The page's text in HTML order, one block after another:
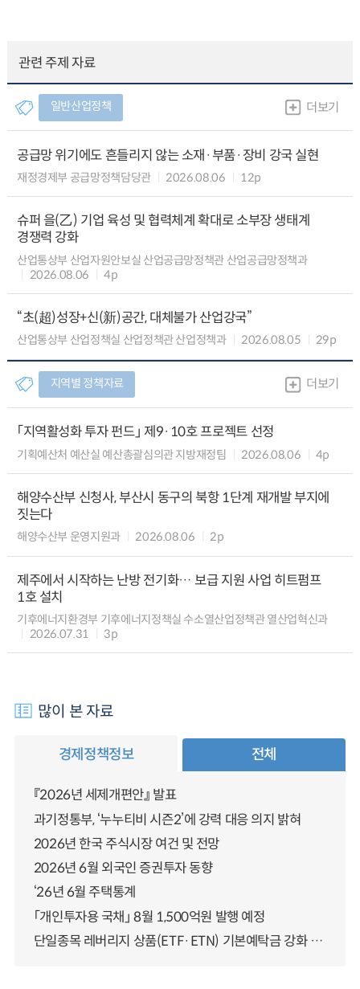
관련 주제 자료
일반산업정책 더보기
공급망 위기에도 흔들리지 않는 소재·부품·장비 강국 실현
재정경제부 공급망정책담당관 2026.08.06 12p
슈퍼 을(乙) 기업 육성 및 협력체계 확대로 소부장 생태계
경쟁력 강화
산업통상부 산업자원안보실 산업공급망정책관 산업공급망정책과
2026.08.06
4p
“초(超)성장+신(新)공간, 대체불가 산업강국”
산업통상부 산업정책실 산업정책관 산업정책과 2026.08.05 29p
지역별 정책자료 더보기
「지역활성화 투자 펀드」 제9·10호 프로젝트 선정
기획예산처 예산실 예산총괄심의관 지방재정팀 2026.08.06 4p
해양수산부 신청사, 부산시 동구의 북항 1단계 재개발 부지에
짓는다
해양수산부 운영지원과 2026.08.06 2p
제주에서 시작하는 난방 전기화… 보급 지원 사업 히트펌프
1호 설치
기후에너지환경부 기후에너지정책실 수소열산업정책관 열산업혁신과
2026.07.31
3p
많이 본 자료
경제정책정보 전체
『2026년 세제개편안』 발표
과기정통부, ‘누누티비 시즌2’에 강력 대응 의지 밝혀
2026년 한국 주식시장 여건 및 전망
2026년 6월 외국인 증권투자 동향
‘26년 6월 주택통계
「개인투자용 국채」 8월 1,500억원 발행 예정
단일종목 레버리지 상품(ETF·ETN) 기본예탁금 강화 조기시행 방안 안내